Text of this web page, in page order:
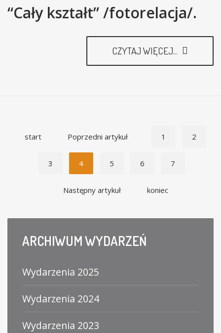
“Cały kształt” /fotorelacja/.
CZYTAJ WIĘCEJ...
start Poprzedni artykuł 1 2
3 4 5 6 7
Następny artykuł koniec
ARCHIWUMWYDARZEŃ
Wydarzenia 2025
Wydarzenia 2024
Wydarzenia 2023